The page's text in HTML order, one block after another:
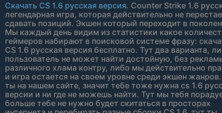
Скачать CS 1.6 русская версия. Counter Strike 1.6
легендарная игра, которая действительно не
сдавать позиций. Экшен который переходит в
Мы каждый день видим из статистики какое
геймеров набирают в поисковой системе фразу:
CS 1.6 русская версия бесплатно. Тут два варианта,
пользователь не может найти достойную, без
различного хлама контру, либо мы действительно
и игра остается на своем уровне среди экшен
ты на нашем сайте, значит тебе тоже нужна cs 1.6
версии и ни где не можешь найти. Тут мы тебя
больше тебе не нужно будет скитаться в просторах